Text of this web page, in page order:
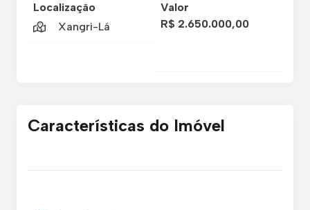
Localização
Xangri-Lá
Valor
R$ 2.650.000,00
Características do Imóvel